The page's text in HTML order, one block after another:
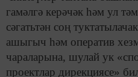
гамәлгә керәчәк һәм ул
сәгатьтән соң
ашыгыч һәм оператив
чараларына, шулай ук
проектлар дирекциясе»